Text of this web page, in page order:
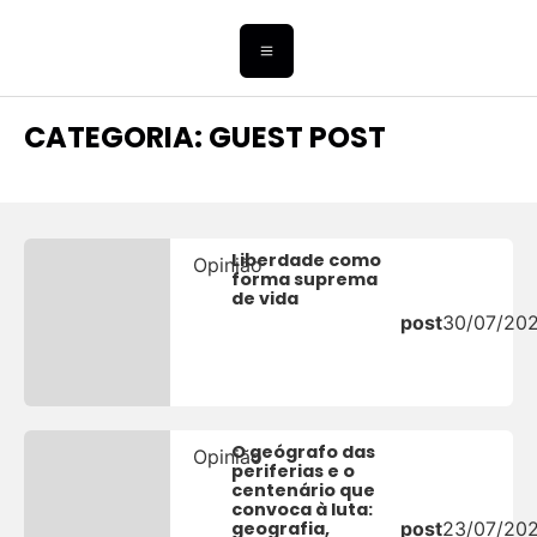
CATEGORIA: GUEST POST
OpiniãoLiberdade como
forma suprema
de vida
post30/07/
OpiniãoO geógrafo das
periferias e o
centenário que
convoca à luta:
geografia,
post23/07/